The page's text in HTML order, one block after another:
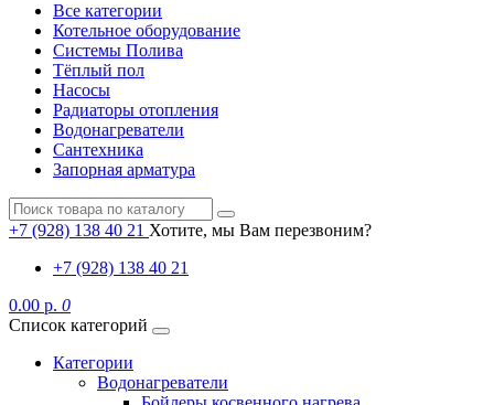
Все категории
Котельное оборудование
Системы Полива
Тёплый пол
Насосы
Радиаторы отопления
Водонагреватели
Сантехника
Запорная арматура
+7 (928) 138 40 21 Хотите, мы Вам перезвоним?
+7 (928) 138 40 21
0.00 р. 0
Список категорий
Категории
Водонагреватели